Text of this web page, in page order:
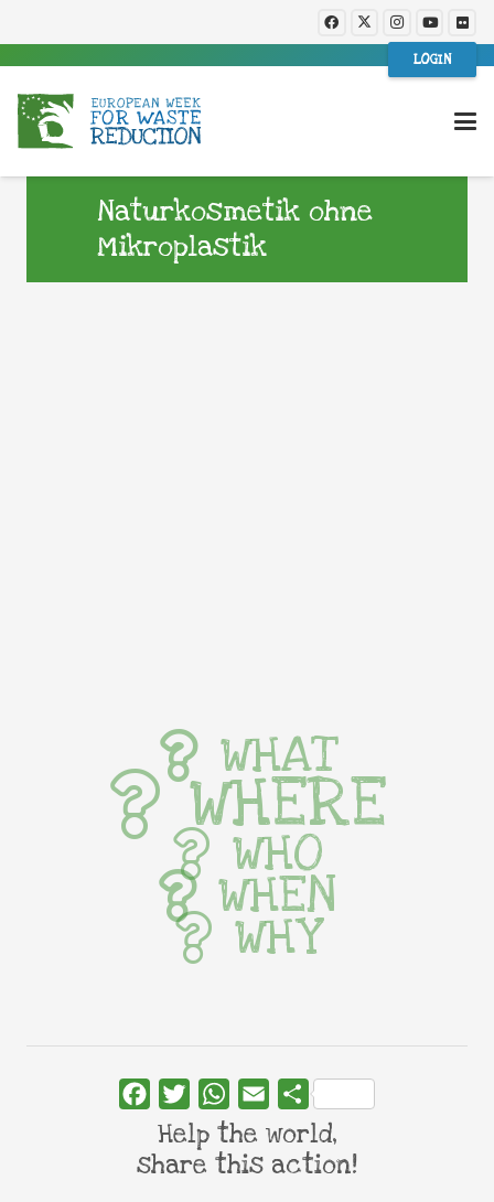
LOGIN
Naturkosmetik ohne
Mikroplastik
WHAT
WHERE
WHO
WHEN
WHY
FacebookTwitterWhatsApp
Email Share
Help the world,
share this action!